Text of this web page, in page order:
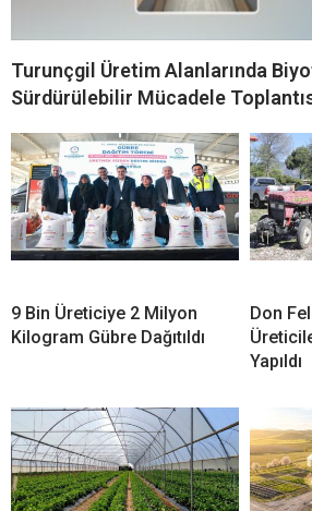
Turunçgil Üretim Alanlarında
Sürdürülebilir Mücadele
9 Bin Üreticiye 2 Milyon
Kilogram Gübre Dağıtıldı
Don
Yapıldı